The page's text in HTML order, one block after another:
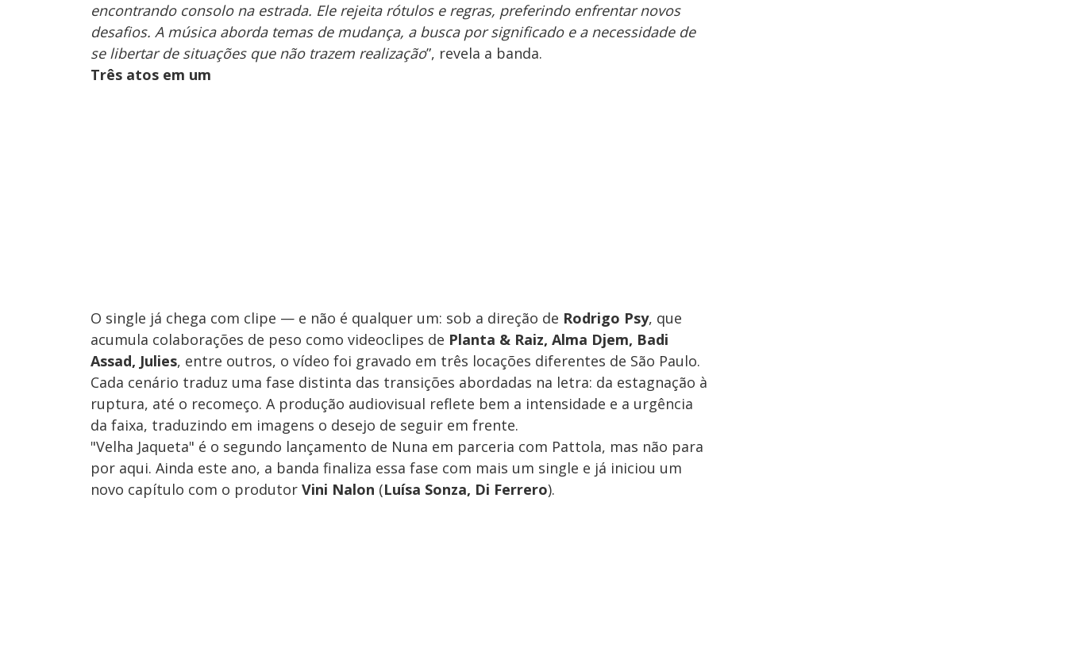
encontrando consolo na estrada. Ele rejeita rótulos e regras, preferindo enfrentar novos
desafios. A música aborda temas de mudança, a busca por significado e a necessidade de
se libertar de situações que não trazem realização”, revela a banda.
Três atos em um
O single já chega com clipe — e não é qualquer um: sob a direção de Rodrigo Psy, que
acumula colaborações de peso como videoclipes de Planta & Raiz, Alma Djem, Badi
Assad, Julies, entre outros, o vídeo foi gravado em três locações diferentes de São Paulo.
Cada cenário traduz uma fase distinta das transições abordadas na letra: da estagnação à
ruptura, até o recomeço. A produção audiovisual reflete bem a intensidade e a urgência
da faixa, traduzindo em imagens o desejo de seguir em frente.
"Velha Jaqueta" é o segundo lançamento de Nuna em parceria com Pattola, mas não para
por aqui. Ainda este ano, a banda finaliza essa fase com mais um single e já iniciou um
novo capítulo com o produtor Vini Nalon (Luísa Sonza, Di Ferrero).